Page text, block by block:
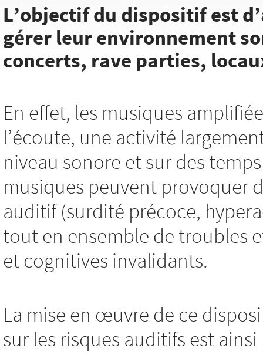
L’objectif du dispositif est
gérer leur environnement
concerts, rave parties,
En effet, les musiques
l’écoute, une activité
niveau sonore et sur des
musiques peuvent provoquer
auditif (surdité précoce,
tout en ensemble de troubles
et cognitives invalidants.
La mise en œuvre de ce
sur les risques auditifs est